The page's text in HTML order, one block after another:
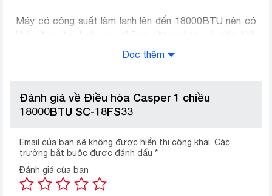
Máy có công suất làm lạnh lên đến 18000BTU nên có
khả năng làm lạnh cho những căn phòng có diện tích
dưới 30m2 như: Phòng khách, hội trường…
lạnh nhanh chóng cùng chế độ
Turbo
lạnh nhanh nên sẽ giúp căn phòng nhanh chóng đạt
được nhiệt độ cài đặt. Bạn sẽ không còn phải lo lắng
mỗi khi có khách đến chơi đột suất hay muốn làm mát
căn phòng ngay khi bước chân vào nữa.
Đọc thêm
Đánh giá về Điều hòa Casper 1 chiều
18000BTU SC-18FS33
Email của bạn sẽ không được hiển thị công khai. Các
trường bắt buộc được đánh dấu *
Đánh giá của bạn